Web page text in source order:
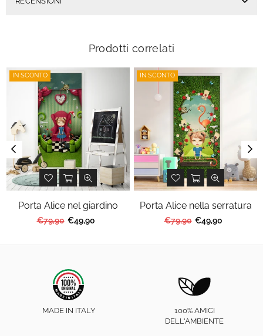
Prodotti correlati
IN SCONTO
Porta Alice nel giardino
Prezzo
€79,90 €49,90
IN SCONTO
Porta Alice nella serratura
Prezzo
€79,90 €49,90
MADE IN ITALY
100% AMICI
DELL'AMBIENTE